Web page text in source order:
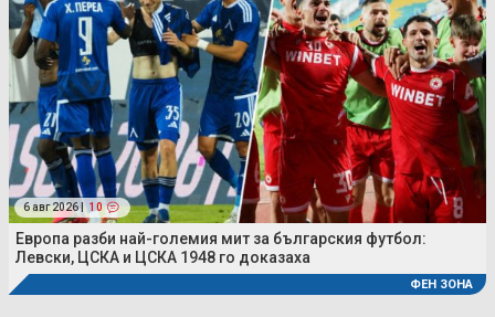
6 авг 2026 | 10
Европа разби най-големия мит за българския футбол:
Левски, ЦСКА и ЦСКА 1948 го доказаха
ФЕН ЗОНА